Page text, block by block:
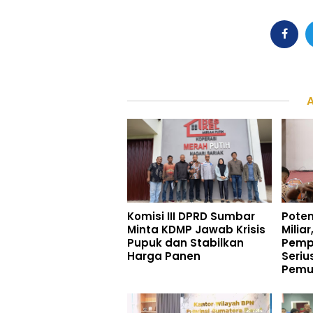
Komisi III DPRD Sumbar
Minta KDMP Jawab Krisis
Pupuk dan Stabilkan
Harga Panen